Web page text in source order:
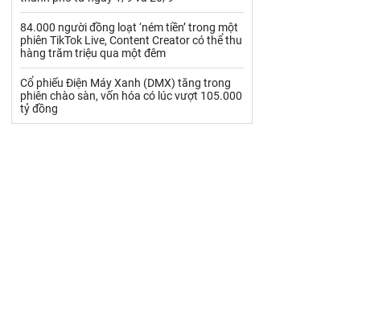
VLXD khác Xăng dầu
Xi măng - Clynker
84.000 người đồng loạt ‘ném tiền’ trong một
phiên TikTok Live, Content Creator có thể thu
hàng trăm triệu qua một đêm
Cổ phiếu Điện Máy Xanh (DMX) tăng trong
phiên chào sàn, vốn hóa có lúc vượt 105.000
tỷ đồng